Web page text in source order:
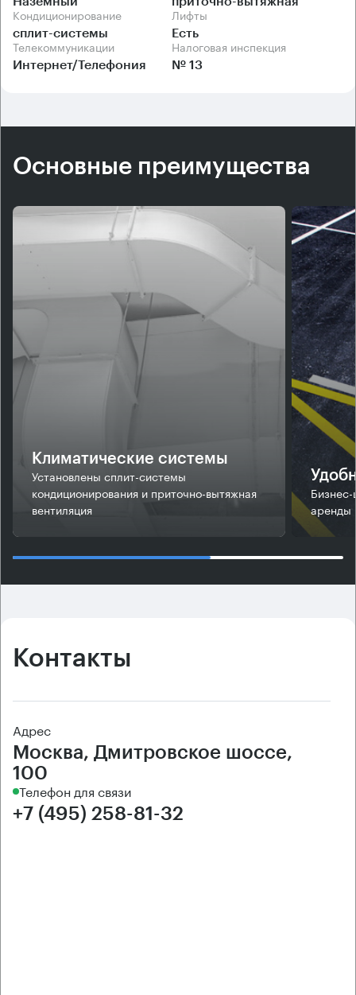
Кондиционирование
сплит-системы
Лифты
Есть
Телекоммуникации
Интернет/Телефония
Налоговая инспекция
№ 13
Основные преимущества
Климатические системы
Установлены сплит-системы
кондиционирования и приточно-вытяжная
вентиляция
аренды
Контакты
Адрес
Москва, Дмитровское шоссе,
100
Телефон для связи
+7 (495) 258-81-32